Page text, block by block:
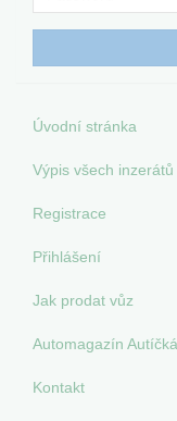
Úvodní stránka
Výpis všech inzerátů
Registrace
Přihlášení
Jak prodat vůz
Automagazín
Kontakt